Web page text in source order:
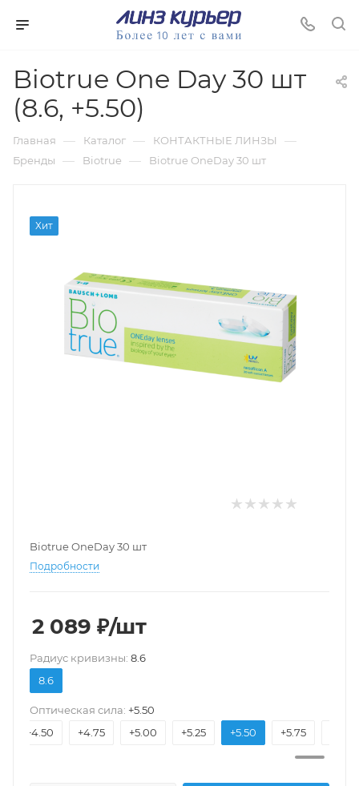
Biotrue One Day 30 шт
(8.6, +5.50)
Главная — Каталог — КОНТАКТНЫЕ ЛИНЗЫ —
Бренды — Biotrue — Biotrue OneDay 30 шт
Хит
Biotrue OneDay 30 шт
Подробности
2 089 ₽/шт
Pадиус кривизны: 8.6
8.6
Оптическая сила: +5.50
+4.50 +4.75 +5.00 +5.25 +5.50 +5.75